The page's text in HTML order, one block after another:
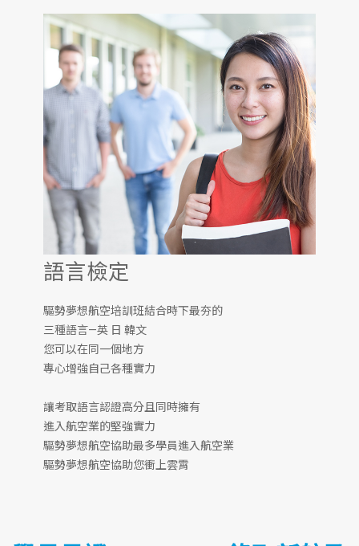
語言檢定
驅勢夢想航空培訓班結合時下最夯的
三種語言—英 日 韓文
您可以在同一個地方
專心增強自己各種實力
讓考取語言認證高分且同時擁有
進入航空業的堅強實力
驅勢夢想航空協助最多學員進入航空業
驅勢夢想航空協助您衝上雲霄